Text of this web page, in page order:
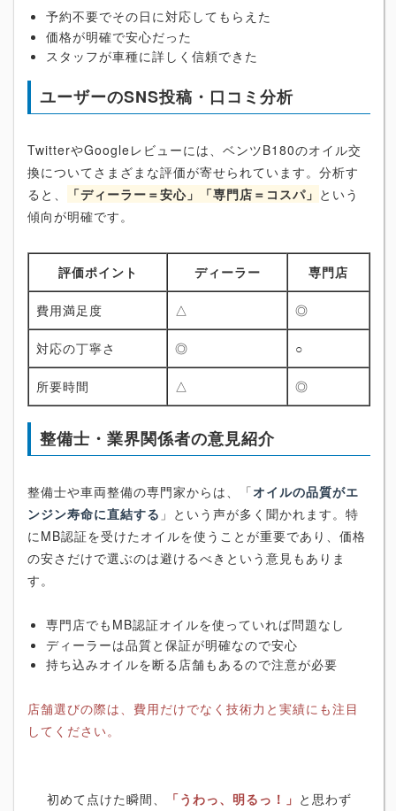
予約不要でその日に対応してもらえた
価格が明確で安心だった
スタッフが車種に詳しく信頼できた
ユーザーのSNS投稿・口コミ分析
TwitterやGoogleレビューには、ベンツB180のオイル交
換についてさまざまな評価が寄せられています。分析す
ると、
「ディーラー＝安心」「専門店＝コスパ」 という
傾向が明確です。
評価ポイント ディーラー 専門店
費用満足度 △ ◎
対応の丁寧さ ◎ ○
所要時間 △ ◎
整備士・業界関係者の意見紹介
整備士や車両整備の専門家からは、「オイルの品質がエ
ンジン寿命に直結する 」という声が多く聞かれます。特
にMB認証を受けたオイルを使うことが重要であり、価格
の安さだけで選ぶのは避けるべきという意見もありま
す。
専門店でもMB認証オイルを使っていれば問題なし
ディーラーは品質と保証が明確なので安心
持ち込みオイルを断る店舗もあるので注意が必要
店舗選びの際は、費用だけでなく技術力と実績にも注目
してください。
初めて点けた瞬間、 「うわっ、明るっ！」 と思わず